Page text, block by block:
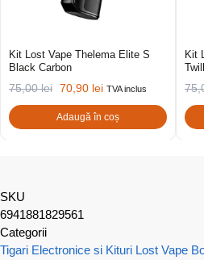
Kit Lost Vape Thelema Elite S
Black Carbon
75,00lei 70,90 lei TVA inclus
Adaugă în coș
Kit
SKU
6941881829561
Categorii
Tigari Electronice si Kituri Lost Vape